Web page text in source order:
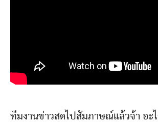
ทีมงานข่าวสดไปสัมภาษณ์แล้วจ้า อะ